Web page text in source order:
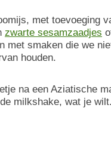
met toevoeging
zwarte sesamzaadjes
met smaken die we
houden.
na een Aziatische
milkshake, wat je